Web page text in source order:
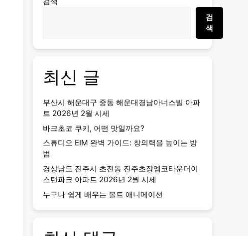
검
색
최신 글
부산시 해운대구 중동 해운대경남아너스빌 아파
트 2026년 2월 시세
바크초코 쿠키, 어떤 맛일까요?
스튜디오 EIM 완벽 가이드: 창의력을 높이는 방
법
경상남도 진주시 초전동 진주초장엠코타운더이
스턴파크 아파트 2026년 2월 시세
누구나 쉽게 배우는 볼트 애니메이션